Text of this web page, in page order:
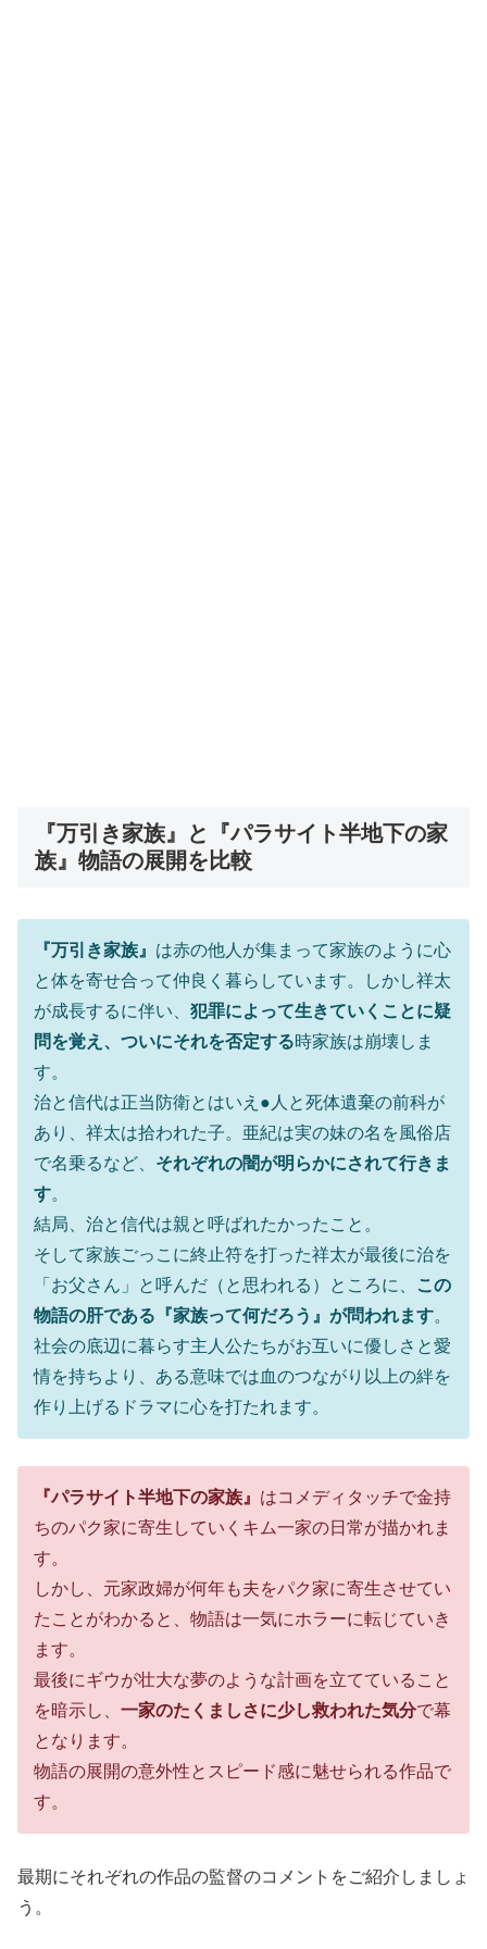
『万引き家族』と『パラサイト半地下の家
族』物語の展開を比較
『万引き家族』 は赤の他人が集まって家族のように心
と体を寄せ合って仲良く暮らしています。しかし祥太
が成長するに伴い、 犯罪によって生きていくことに疑
問を覚え、ついにそれを否定する時家族は崩壊しま
す。
治と信代は正当防衛とはいえ●人と死体遺棄の前科が
あり、祥太は拾われた子。亜紀は実の妹の名を風俗店
で名乗るなど、 それぞれの闇が明らかにされて行きま
す。
結局、治と信代は親と呼ばれたかったこと。
そして家族ごっこに終止符を打った祥太が最後に治を
「お父さん」と呼んだ（と思われる）ところに、
この
物語の肝である『家族って何だろう』が問われます。
社会の底辺に暮らす主人公たちがお互いに優しさと愛
情を持ちより、ある意味では血のつながり以上の絆を
作り上げるドラマに心を打たれます。
『パラサイト半地下の家族』 はコメディタッチで金持
ちのパク家に寄生していくキム一家の日常が描かれま
す。
しかし、元家政婦が何年も夫をパク家に寄生させてい
たことがわかると、物語は一気にホラーに転じていき
ます。
最後にギウが壮大な夢のような計画を立てていること
を暗示し、 一家のたくましさに少し救われた気分で幕
となります。
物語の展開の意外性とスピード感に魅せられる作品で
す。
最期にそれぞれの作品の監督のコメントをご紹介しましょ
う。